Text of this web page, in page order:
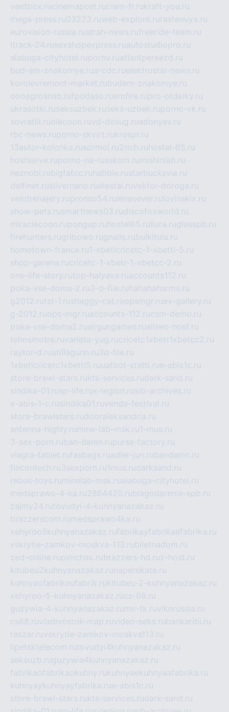
veetbox.rucinemapost.ruciam-fr.rukraft-you.ru
mega-press.ru03223.ruweb-explore.ru rastenuya.ru
eurovision-russia.rustrah-news.rufreeride-team.ru
itrack-24.rusexshopexpress.ruautostudiopro.ru
alabuga-cityhotel.rupornv.ruatlantpereezd.ru
bud-em-znakomye.rua-cdc.ruelektrostal-news.ru
korolevremont-market.rubudem-znakomye.ru
oooagrosnab.rufpodaso.ruemfire.rupro-otdelky.ru
ukrasotki.ruseksuzbek.ruseks-uzbek.ruporno-vk.ru
sovratili.ruolecoon.ruvd-dosug.ruadonyev.ru
rbc-news.ruporno-skvirt.rukrospr.ru
13autor-kolonka.rusormol.ru2rich.ru hostel-65.ru
hostserve.ruporno-na-russkom.ru mishinlab.ru
neznobi.rubigfatcc.ru habble.rustarbucksvia.ru
delfinet.rusilvernano.ruelestal.ruvektor-doroga.ru
velotrenajery.rupronso54.ru lenasever.ru lovinskix.ru
show-pets.rusmartnews03.rudiscofoxworld.ru
miraclecoon.rupongup.ru hostel65.ru liura.ruglasspb.ru
firehunters.rugribowo.rugnalis.rubulkitula.ru
hometown-france.ru1-xbeticricetc-1-xbetti-5.ru
shop-garena.rucricetc-1-xbetr-1-xbetcc-2.ru
one-life-story.rutop-halyava.ruaccounts112.ru
poka-vse-doma-2.ru3-d-file.ru hahahaharms.ru
g2012.rutst-1.rushaggy-cat.ruopsmgr.ruev-gallery.ru
g-2012.ruops-mgr.ruaccounts-112.rucsm-demo.ru
poka-vse-doma2.ruairgungames.ruallseo-host.ru
tehosmotre.ruvarieta-yug.rucricetc1xbetr1xbetcc2.ru
raytor-d.ruatillagunn.ru3d-file.ru
1xbeticricetc1xbetti5.ruuafoot-statti.rue-abis1c.ru
store-brawl-stars.rukts-services.rudark-sand.ru
sindika-01.rusp-life.rux-legion.rusib-archives.ru
e-abis-1-c.rusindika01.ruvenda-festival.ru
store-brawlstars.rudooraleksandria.ru
antenna-highly.ru mine-lab-msk.ru1-mus.ru
3-sex-porn.ruban-damn.rupurse-factory.ru
viagra-tablet.rufasbags.ruadler-jun.rubandamn.ru
fincontech.ru3sexporn.ru1mus.rudarksand.ru
rebus-toys.ru minelab-msk.rualabuga-cityhotel.ru
medsprawo-4-ka.ru2864420.rublagodarenie-spb.ru
zajmy24.rutovudyi-4-kuhnyanazakaz.ru
brazzerscom.ru medsprawo4ka.ru
xehyroo5kuhnyanazakaz.rufabrikayfabrikaefabrika.ru
vskrytie-zamkov-moskva-113.rubiletnadom.ru
zed-online.rupimchax.rubrazzers-hd.ruz-host.ru
kitubeu2kuhnyanazakaz.ru naperekate.ru
kuhnyaofabrikaufabrik.rukitubeu-2-kuhnyanazakaz.ru
xehyroo-5-kuhnyanazakaz.rucs-68.ru
guzywia-4-kuhnyanazakaz.ru mir-tk.ruvlknrussia.ru
cs68.ruvladivostok-map.ruvideo-seks.rubankaribi.ru
raszar.ruvskrytie-zamkov-moskva113.ru
lipetsktelecom.rutovudyi4kuhnyanazakaz.ru
seksuzb.ruguzywia4kuhnyanazakaz.ru
fabrikaofabrikaokuhny.rukuhnyaekuhnyaafabrika.ru
kuhnyaykuhnyayfabrika.rue-abis1c.ru
store-brawl-stars.rukts-services.rudark-sand.ru